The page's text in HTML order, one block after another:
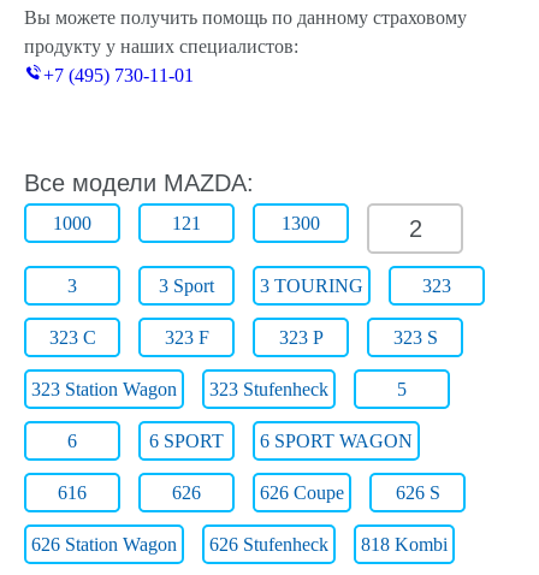
Вы можете получить помощь по данному страховому
продукту у наших специалистов:
+7 (495) 730-11-01
Все модели MAZDA:
1000 121 1300 2
3 3 Sport 3 TOURING 323
323 C 323 F 323 P 323 S
323 Station Wagon 323 Stufenheck 5
6 6 SPORT 6 SPORT WAGON
616 626 626 Coupe 626 S
626 Station Wagon 626 Stufenheck 818 Kombi